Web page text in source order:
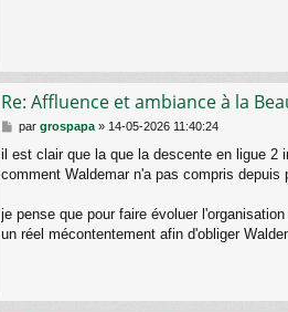
Re: Affluence et ambiance à la
M
s
s
e
par grospapa» 14-05-2026 11:40:24
il est clair que la que la descente en ligue 2
comment Waldemar n'a pas compris
je pense que pour faire évoluer
un réel mécontentement afin d'obliger